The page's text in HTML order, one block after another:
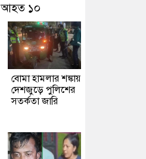
আহত ১০
বোমা হামলার শঙ্কায়
দেশজুড়ে পুলিশের
সতর্কতা জারি